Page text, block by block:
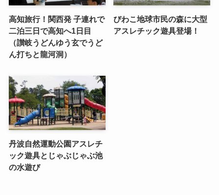
高知旅行！関西発 子連れで
二泊三日で高知へ1日目
（讃岐うどんゆう玄でうど
ん打ちと龍河洞）
びわこ地球市民の森に大型
アスレチック遊具登場！
丹波自然運動公園アスレチ
ック遊具とじゃぶじゃぶ池
の水遊び